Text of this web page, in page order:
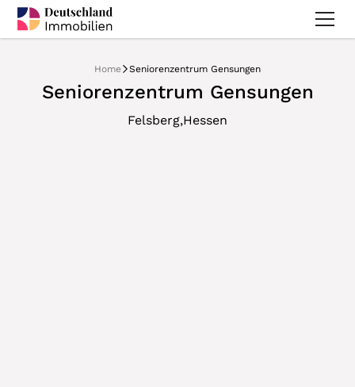
Home Seniorenzentrum Gensungen
Seniorenzentrum Gensungen
Felsberg,Hessen